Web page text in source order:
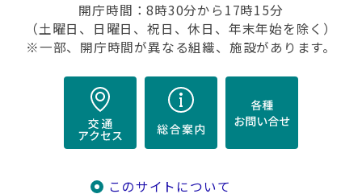
開庁時間：8時30分から17時15分
（土曜日、日曜日、祝日、休日、年末年始を除く）
※一部、開庁時間が異なる組織、施設があります。
このサイトについて